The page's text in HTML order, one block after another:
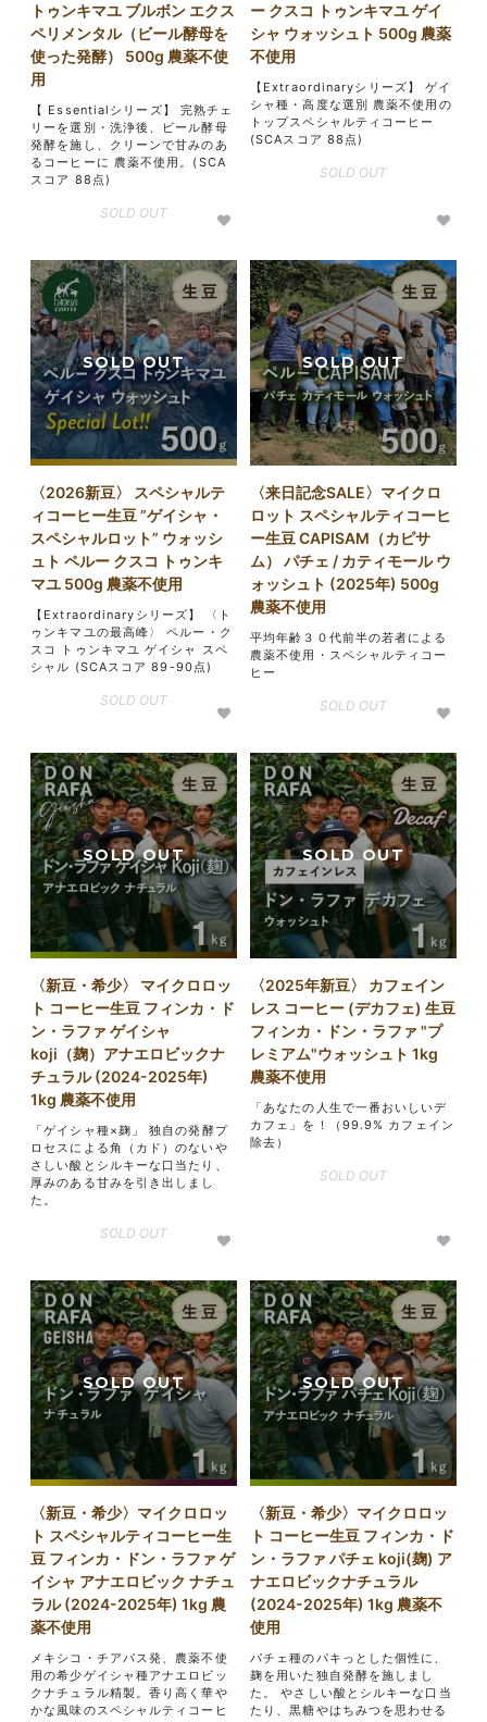
トゥンキマユ ブルボン エクス
ペリメンタル（ビール酵母を
使った発酵） 500g 農薬不使
用
【 Essentialシリーズ】 完熟チェ
リーを選別・洗浄後、ビール酵母
発酵を施し、クリーンで甘みのあ
るコーヒーに 農薬不使用。(SCA
スコア 88点)
SOLD OUT
ー クスコ トゥンキマユ ゲイ
シャ ウォッシュト 500g 農薬
不使用
【Extraordinaryシリーズ】 ゲイ
シャ種・高度な選別 農薬不使用の
トップスペシャルティコーヒー
(SCAスコア 88点)
SOLD OUT
〈2026新豆〉 スペシャルテ
ィコーヒー生豆 ”ゲイシャ・
スペシャルロット” ウォッシ
ュト ペルー クスコ トゥンキ
マユ 500g 農薬不使用
【Extraordinaryシリーズ】 〈ト
ゥンキマユの最高峰〉 ペルー・ク
スコ トゥンキマユ ゲイシャ スペ
シャル (SCAスコア 89-90点)
SOLD OUT
〈来日記念SALE〉マイクロ
ロット スペシャルティコーヒ
ー生豆 CAPISAM（カピサ
ム） パチェ / カティモール ウ
ォッシュト (2025年) 500g
農薬不使用
平均年齢３０代前半の若者による
農薬不使用・スペシャルティコー
ヒー
SOLD OUT
〈新豆・希少〉 マイクロロッ
ト コーヒー生豆 フィンカ・ド
ン・ラファ ゲイシャ
koji（麹）アナエロビックナ
チュラル (2024-2025年)
1kg 農薬不使用
「ゲイシャ種×麹」 独自の発酵プ
ロセスによる角（カド）のないや
さしい酸とシルキーな口当たり、
厚みのある甘みを引き出しまし
た。
SOLD OUT
〈2025年新豆〉 カフェイン
レス コーヒー (デカフェ) 生豆
フィンカ・ドン・ラファ "プ
レミアム"ウォッシュト 1kg
農薬不使用
「あなたの人生で一番おいしいデ
カフェ」を！（99.9% カフェイン
除去）
SOLD OUT
〈新豆・希少〉マイクロロッ
ト スペシャルティコーヒー生
豆 フィンカ・ドン・ラファ ゲ
イシャ アナエロビック ナチュ
ラル (2024-2025年) 1kg 農
薬不使用
メキシコ・チアパス発、農薬不使
用の希少ゲイシャ種アナエロビッ
クナチュラル精製。香り高く華や
かな風味のスペシャルティコーヒ
〈新豆・希少〉マイクロロッ
ト コーヒー生豆 フィンカ・ド
ン・ラファ パチェ koji(麹) ア
ナエロビックナチュラル
(2024-2025年) 1kg 農薬不
使用
パチェ種のパキっとした個性に、
麹を用いた独自発酵を施しまし
た。 やさしい酸とシルキーな口当
たり、黒糖やはちみつを思わせる